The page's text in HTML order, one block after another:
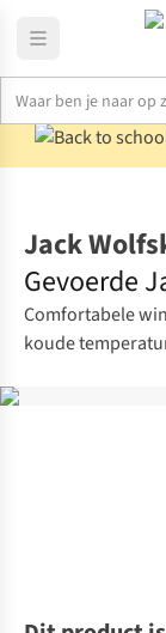
Jack
Gevoerde
Comfortabele
koude